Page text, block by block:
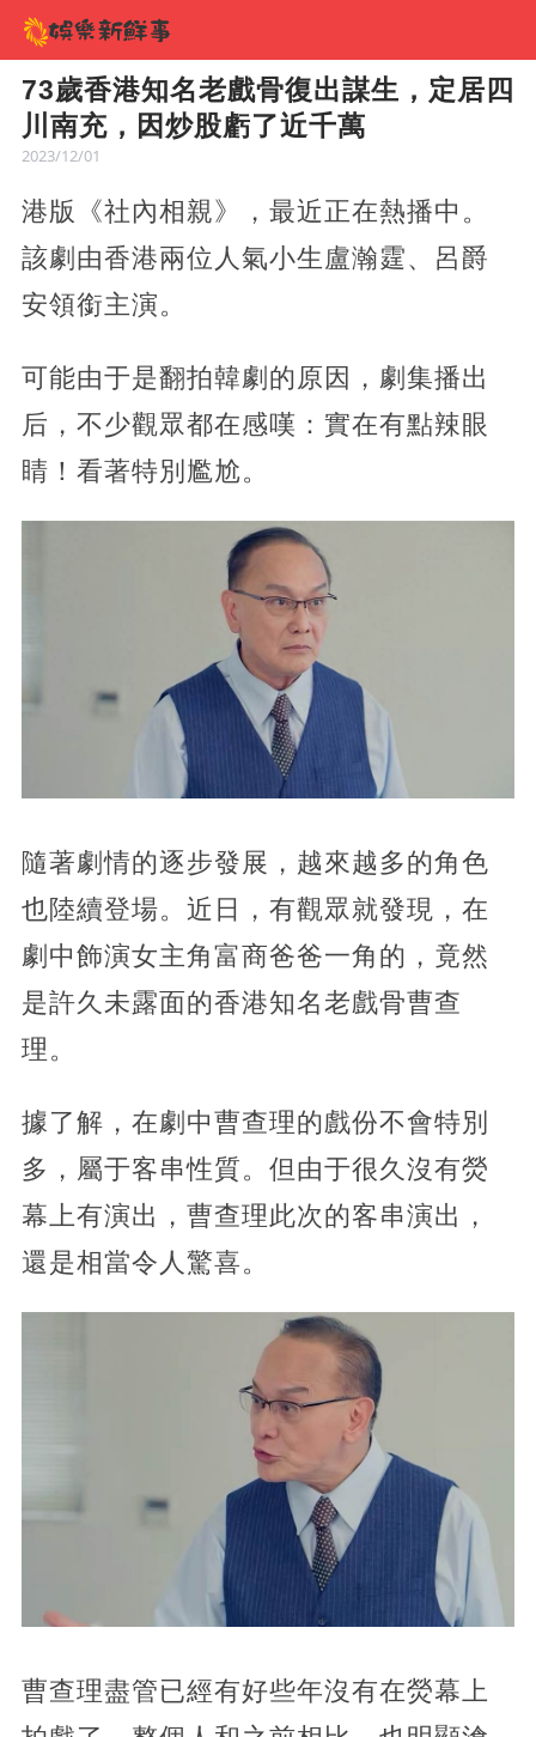
73歲香港知名老戲骨復出謀生，定居四
川南充，因炒股虧了近千萬
2023/12/01
港版《社內相親》，最近正在熱播中。
該劇由香港兩位人氣小生盧瀚霆、呂爵
安領銜主演。
可能由于是翻拍韓劇的原因，劇集播出
后，不少觀眾都在感嘆：實在有點辣眼
睛！看著特別尷尬。
隨著劇情的逐步發展，越來越多的角色
也陸續登場。近日，有觀眾就發現，在
劇中飾演女主角富商爸爸一角的，竟然
是許久未露面的香港知名老戲骨曹查
理。
據了解，在劇中曹查理的戲份不會特別
多，屬于客串性質。但由于很久沒有熒
幕上有演出，曹查理此次的客串演出，
還是相當令人驚喜。
曹查理盡管已經有好些年沒有在熒幕上